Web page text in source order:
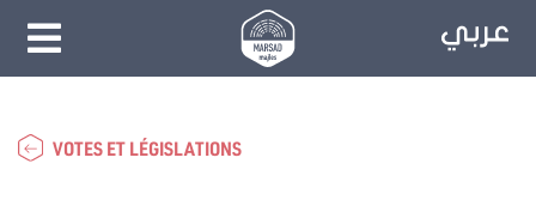
VOTES ET LÉGISLATIONS